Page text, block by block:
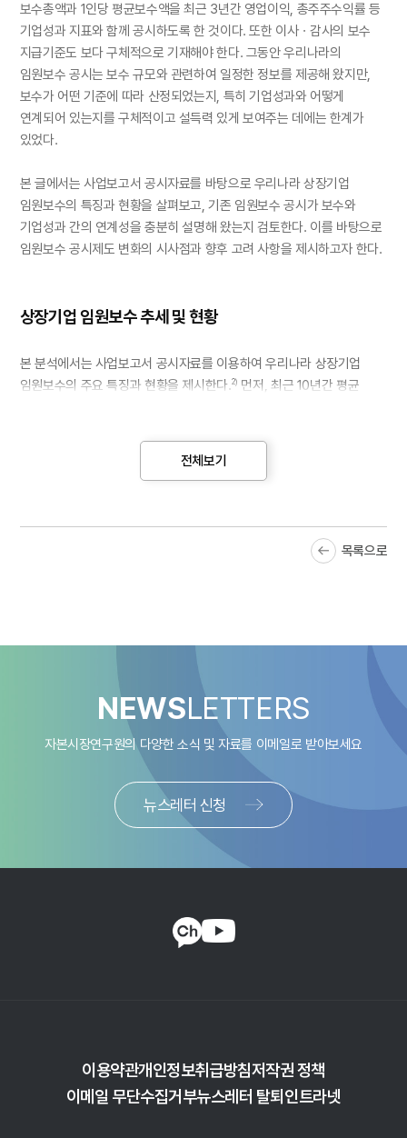
보수총액과 1인당 평균보수액을 최근 3년간 영업이익, 총주주수익률 등
기업성과 지표와 함께 공시하도록 한 것이다. 또한 이사ㆍ감사의 보수
지급기준도 보다 구체적으로 기재해야 한다. 그동안 우리나라의
임원보수 공시는 보수 규모와 관련하여 일정한 정보를 제공해 왔지만,
보수가 어떤 기준에 따라 산정되었는지, 특히 기업성과와 어떻게
연계되어 있는지를 구체적이고 설득력 있게 보여주는 데에는 한계가
있었다.
본 글에서는 사업보고서 공시자료를 바탕으로 우리나라 상장기업
임원보수의 특징과 현황을 살펴보고, 기존 임원보수 공시가 보수와
기업성과 간의 연계성을 충분히 설명해 왔는지 검토한다. 이를 바탕으로
임원보수 공시제도 변화의 시사점과 향후 고려 사항을 제시하고자 한다.
상장기업 임원보수 추세 및 현황
본 분석에서는 사업보고서 공시자료를 이용하여 우리나라 상장기업
임원보수의 주요 특징과 현황을 제시한다.2) 먼저, 최근 10년간 평균
모두에서 임원 평균 보수액과 직원 평균 임금 간의 격차가 더 커졌음을
또한, 5억원 이상 보수를 받는 임원의 비율도 증가했다. <그림 2>는
유가증권시장과 코스닥 상장기업 모두에서 전체 임원 중 5억원 이상
전반적으로 상승해 왔다는 점을 보여준다.
전체보기
목록으로
NEWSLETTERS
자본시장연구원의 다양한 소식 및 자료를 이메일로 받아보세요
뉴스레터 신청
이용약관개인정보취급방침저작권 정책
이메일 무단수집거부뉴스레터 탈퇴 인트라넷